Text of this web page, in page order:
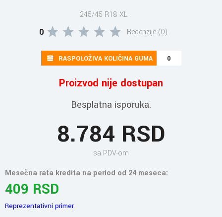
245/45 R18 XL
0 Recenzije (0)
RASPOLOŽIVA KOLIČINA GUMA 0
Proizvod nije dostupan
Besplatna isporuka.
8.784 RSD
sa PDV-om
Mesečna rata kredita na period od 24 meseca:
409 RSD
Reprezentativni primer